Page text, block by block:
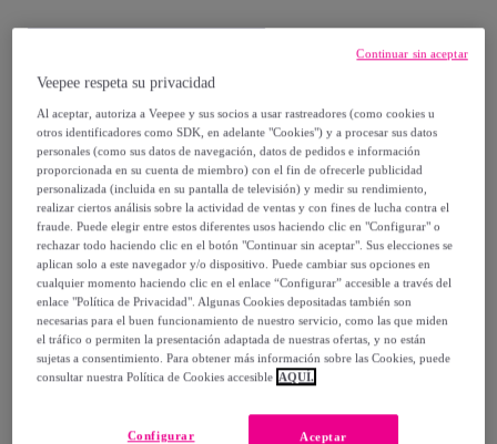
El naturalista
Bailarinas N5300
PLEASANT PEACH/ CORAL
color Peach
Amarillo
51,00 €
40%
Veepee respeta su privacidad
Al aceptar, autoriza a Veepee y sus socios a usar rastreadores (como cookies u
otros identificadores como SDK, en adelante "Cookies") y a procesar sus datos
personales (como sus datos de navegación, datos de pedidos e información
proporcionada en su cuenta de miembro) con el fin de ofrecerle publicidad
personalizada (incluida en su pantalla de televisión) y medir su rendimiento,
realizar ciertos análisis sobre la actividad de ventas y con fines de lucha contra el
fraude. Puede elegir entre estos diferentes usos haciendo clic en "Configurar" o
rechazar todo haciendo clic en el botón "Continuar sin aceptar". Sus elecciones se
aplican solo a este navegador y/o dispositivo. Puede cambiar sus opciones en
cualquier momento haciendo clic en el enlace “Configurar” accesible a través del
enlace "Política de Privacidad". Algunas Cookies depositadas también son
necesarias para el buen funcionamiento de nuestro servicio, como las que miden
el tráfico o permiten la presentación adaptada de nuestras ofertas, y no están
sujetas a consentimiento. Para obtener más información sobre las Cookies, puede
consultar nuestra Política de Cookies accesible AQUÍ.
Aceptar
Configurar
Continuar sin aceptar